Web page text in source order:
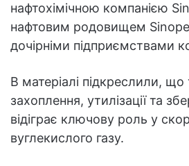
нафтохімічною компанією
нафтовим родовищем
дочірніми підприємствами
В матеріалі підкреслили, що
захоплення, утилізації та
відіграє ключову роль у
вуглекислого газу.